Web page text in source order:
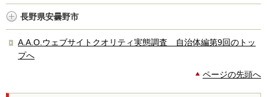
長野県安曇野市
A.A.O.ウェブサイトクオリティ実態調査 自治体編第9回のトッ
プへ
ページの先頭へ